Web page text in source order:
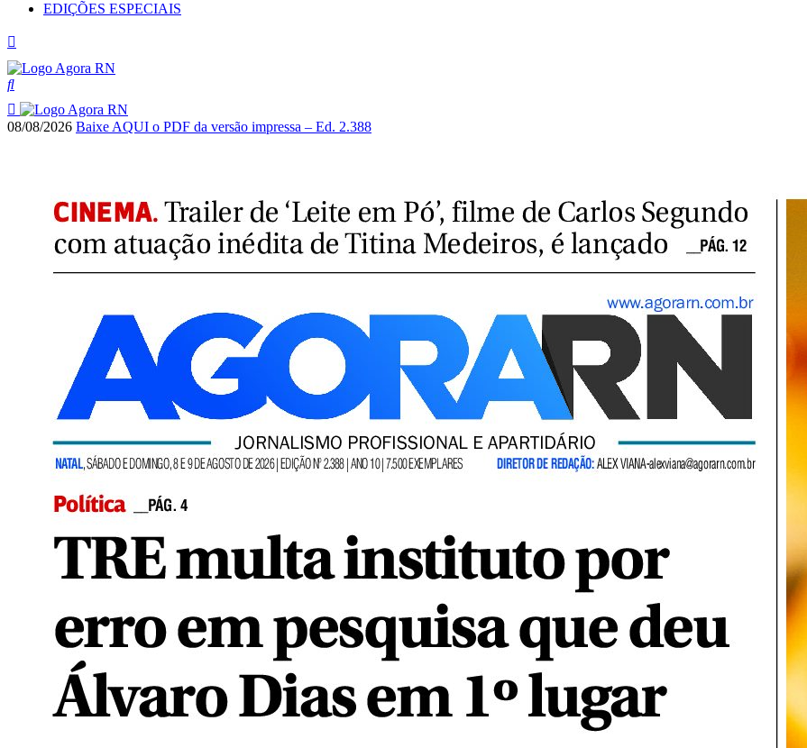
EDIÇÕES ESPECIAIS
08/08/2026 Baixe AQUI o PDF da versão impressa – Ed. 2.388